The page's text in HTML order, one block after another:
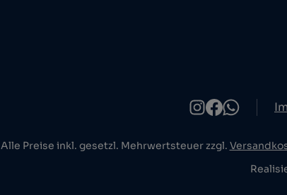
Alle Preise inkl. gesetzl. Mehrwertsteuer zzgl.